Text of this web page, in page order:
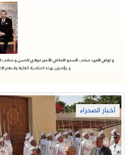
أخبار الصحراء